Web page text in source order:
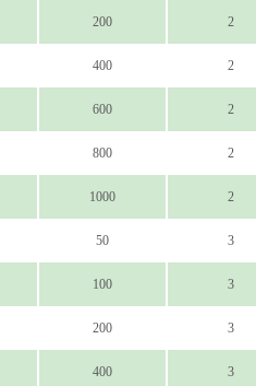
200 2
400 2
600 2
800 2
1000 2
50 3
100 3
200 3
400 3